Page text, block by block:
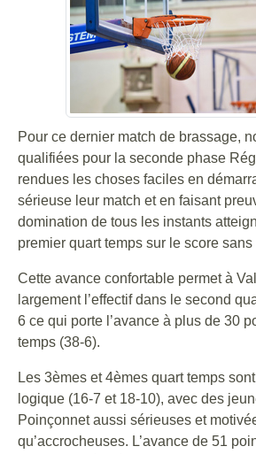
Pour ce dernier match de brassage,
qualifiées pour la seconde phase
rendues les choses faciles en
sérieuse leur match et en faisant
domination de tous les instants
premier quart temps sur le score
Cette avance confortable permet à
largement l’effectif dans le second
6 ce qui porte l’avance à plus de 30
temps (38-6).
Les 3èmes et 4èmes quart temps
logique (16-7 et 18-10), avec des
Poinçonnet aussi sérieuses et
qu’accrocheuses. L’avance de 51